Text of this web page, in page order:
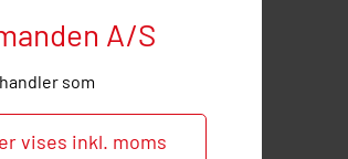
A/S
som
vises inkl. moms